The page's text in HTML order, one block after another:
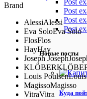
Post
Post
Post
Post
Новые посты
Куда
Brand
AlessiAlessi
Eva SoloEva Solo
FlosFlos
HayHay
Joseph Joseph
KLÖBER
Louis Poulsen
MagissoMagisso
VitraVitra